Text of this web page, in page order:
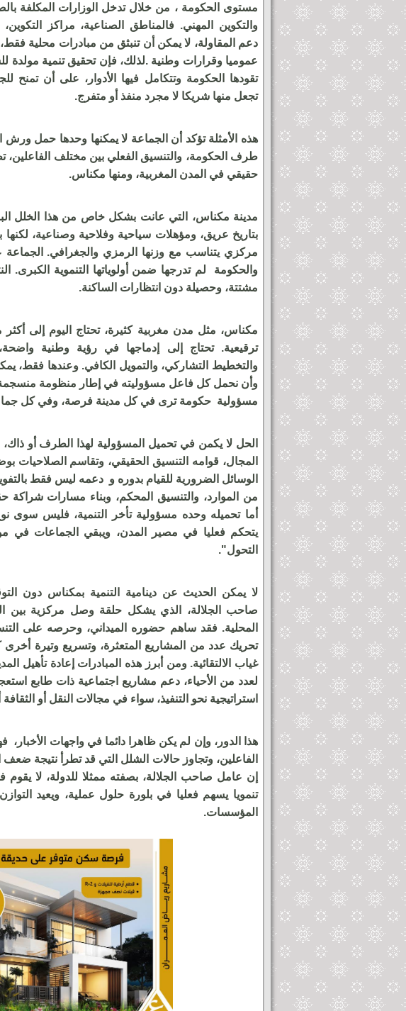
مستوى الحكومة ، من خلال تدخل الوزارات المكلفة
والتكوين المهني. فالمناطق الصناعية، مراكز
دعم المقاولة، لا يمكن أن تنبثق من مبادرات محلية
عموميا وقرارات وطنية .لذلك، فإن تحقيق تنمية مولدة
تقودها الحكومة وتتكامل فيها الأدوار، على أن تمنح
تجعل منها شريكا لا مجرد منفذ أو متفرج.
هذه الأمثلة تؤكد أن الجماعة لا يمكنها وحدها حمل ورش
طرف الحكومة، والتنسيق الفعلي بين مختلف الفاعلين،
حقيقي في المدن المغربية، ومنها مكناس.
مدينة مكناس، التي عانت بشكل خاص من هذا الخلل
بتاريخ عريق، ومؤهلات سياحية وفلاحية وصناعية،
مركزي يتناسب مع وزنها الرمزي والجغرافي. الجماعة
والحكومة لم تدرجها ضمن أولوياتها التنموية الكبرى.
مشتتة، وحصيلة دون انتظارات الساكنة.
مكناس، مثل مدن مغربية كثيرة، تحتاج اليوم إلى
ترقيعية. تحتاج إلى إدماجها في رؤية وطنية واضحة،
والتخطيط التشاركي، والتمويل الكافي. وعندها فقط،
وأن نحمل كل فاعل مسؤوليته في إطار منظومة منسجمة.
مسؤولية حكومة ترى في كل مدينة فرصة، وفي كل
الحل لا يكمن في تحميل المسؤولية لهذا الطرف أو
المجال، قوامه التنسيق الحقيقي، وتقاسم الصلاحيات
الوسائل الضرورية للقيام بدوره و دعمه ليس فقط
من الموارد، والتنسيق المحكم، وبناء مسارات شراكة
أما تحميله وحده مسؤولية تأخر التنمية، فليس
يتحكم فعليا في مصير المدن، ويبقي الجماعات في
التحول".
لا يمكن الحديث عن دينامية التنمية بمكناس دون
صاحب الجلالة، الذي يشكل حلقة وصل مركزية بين
المحلية. فقد ساهم حضوره الميداني، وحرصه على
تحريك عدد من المشاريع المتعثرة، وتسريع وتيرة أخرى
غياب الالتقائية. ومن أبرز هذه المبادرات إعادة تأهيل
لعدد من الأحياء، دعم مشاريع اجتماعية ذات طابع
استراتيجية نحو التنفيذ، سواء في مجالات النقل أو
هذا الدور، وإن لم يكن ظاهرا دائما في واجهات الأخبار،
الفاعلين، وتجاوز حالات الشلل التي قد تطرأ نتيجة
إن عامل صاحب الجلالة، بصفته ممثلا للدولة، لا
تنمويا يسهم فعليا في بلورة حلول عملية، ويعيد
المؤسسات.